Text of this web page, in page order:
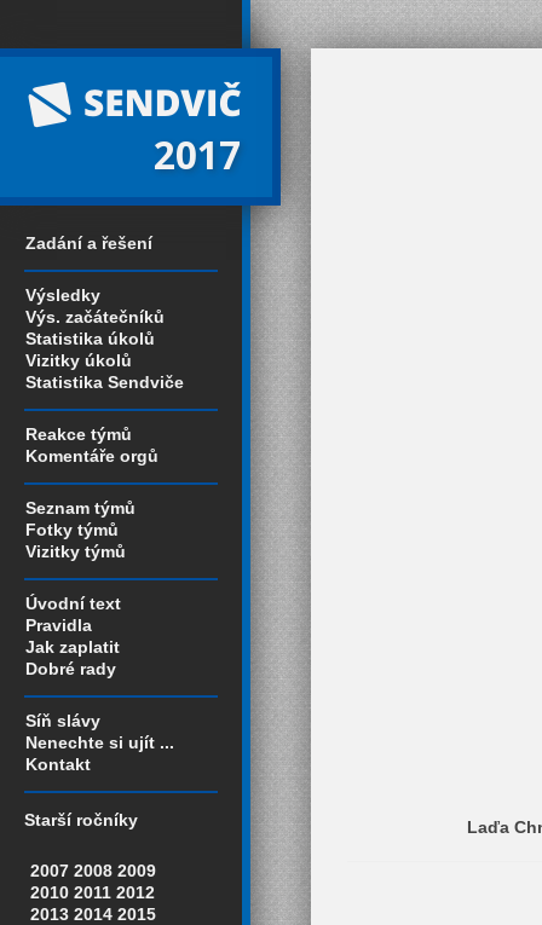
2017
Zadání a řešení
Výsledky
Výs. začátečníků
Statistika úkolů
Vizitky úkolů
Statistika Sendviče
Reakce týmů
Komentáře orgů
Seznam týmů
Fotky týmů
Vizitky týmů
Úvodní text
Pravidla
Jak zaplatit
Dobré rady
Síň slávy
Nenechte si ujít ...
Kontakt
Starší ročníky
2007 2008 2009
2010 2011 2012
2013 2014 2015
Laďa